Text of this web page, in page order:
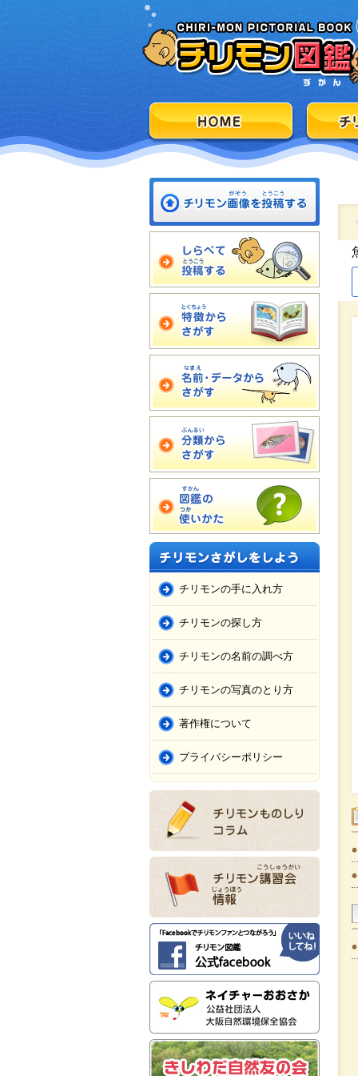
チリモンの手に入れ方
チリモンの探し方
チリモンの名前の調べ方
チリモンの写真のとり方
著作権について
プライバシーポリシー